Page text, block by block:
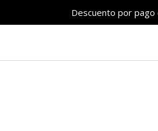
Descuento por